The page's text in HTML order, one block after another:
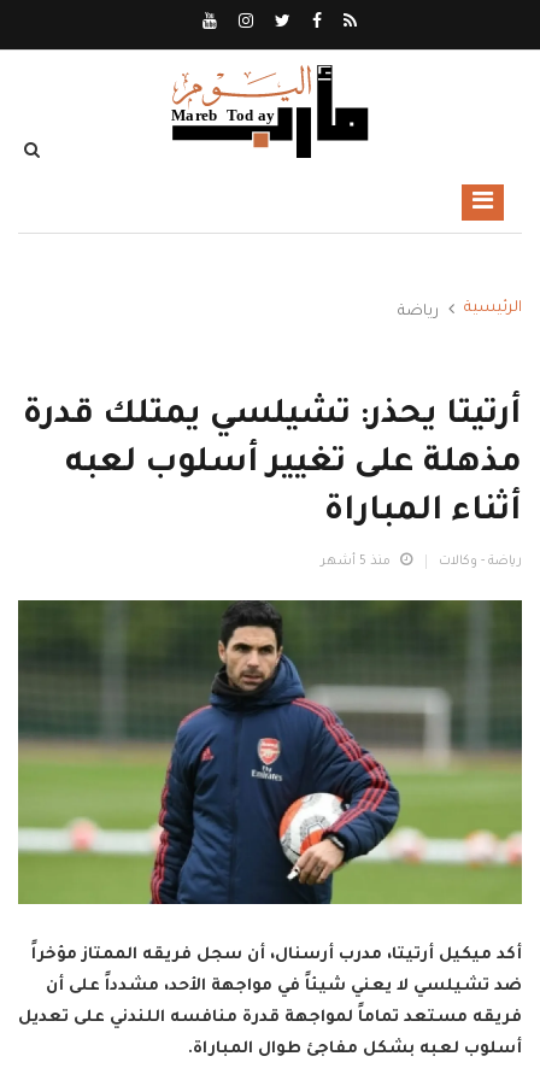
الرئيسية رياضة
أرتيتا يحذر: تشيلسي يمتلك قدرة
مذهلة على تغيير أسلوب لعبه
أثناء المباراة
رياضة - وكالات منذ 5 أشهر
أكد ميكيل أرتيتا، مدرب أرسنال، أن سجل فريقه الممتاز مؤخراً
ضد تشيلسي لا يعني شيئاً في مواجهة الأحد، مشدداً على أن
فريقه مستعد تماماً لمواجهة قدرة منافسه اللندني على تعديل
أسلوب لعبه بشكل مفاجئ طوال المباراة.